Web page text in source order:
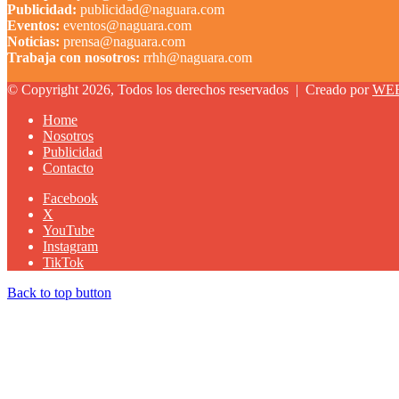
Publicidad: publicidad@naguara.com
Eventos: eventos@naguara.com
Noticias: prensa@naguara.com
Trabaja con nosotros: rrhh@naguara.com
© Copyright 2026, Todos los derechos reservados | Creado por
Home
Nosotros
Publicidad
Contacto
Facebook
X
YouTube
Instagram
TikTok
Back to top button